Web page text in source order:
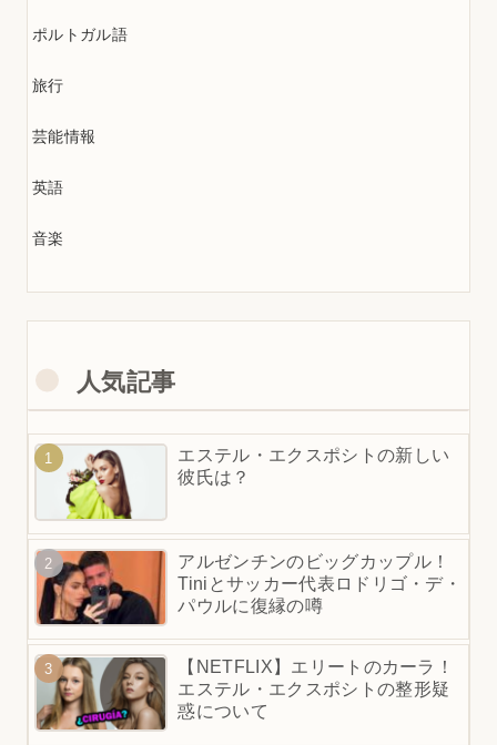
ポルトガル語
旅行
芸能情報
英語
音楽
人気記事
エステル・エクスポシトの新しい
彼氏は？
アルゼンチンのビッグカップル！
Tiniとサッカー代表ロドリゴ・デ・
パウルに復縁の噂
【NETFLIX】エリートのカーラ！
エステル・エクスポシトの整形疑
惑について